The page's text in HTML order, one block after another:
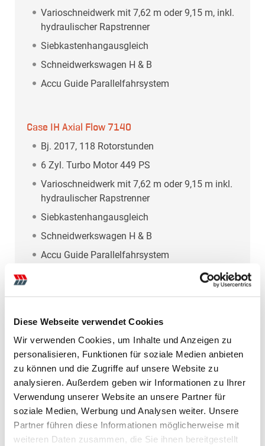
Diese Webseite verwendet Cookies
Wir verwenden Cookies, um Inhalte und Anzeigen zu
personalisieren, Funktionen für soziale Medien anbieten
zu können und die Zugriffe auf unsere Website zu
analysieren. Außerdem geben wir Informationen zu Ihrer
Verwendung unserer Website an unsere Partner für
soziale Medien, Werbung und Analysen weiter. Unsere
Partner führen diese Informationen möglicherweise mit
weiteren Daten zusammen, die Sie ihnen bereitgestellt
Varioschneidwerk mit 7,62 m oder 9,15 m, inkl.
hydraulischer Rapstrenner
Siebkastenhangausgleich
Schneidwerkswagen H & B
Accu Guide Parallelfahrsystem
Case IH Axial Flow 7140
Bj. 2017, 118 Rotorstunden
6 Zyl. Turbo Motor 449 PS
Varioschneidwerk mit 7,62 m oder 9,15 m inkl.
hydraulischer Rapstrenner
Siebkastenhangausgleich
Schneidwerkswagen H & B
Accu Guide Parallelfahrsystem
Case IH Axial Flow 7240
Bj. 2015, 279 Rotorstunden
6 Zyl. Turbo Motor 490 PS
Varioschneidwerk mit 7,62 m oder 9,15 m inkl.
hydraulischer Rapstrenner
Siebkastenhangausgleich
Schneidwerkswagen H & B
Accu Guide Parallelfahrsystem